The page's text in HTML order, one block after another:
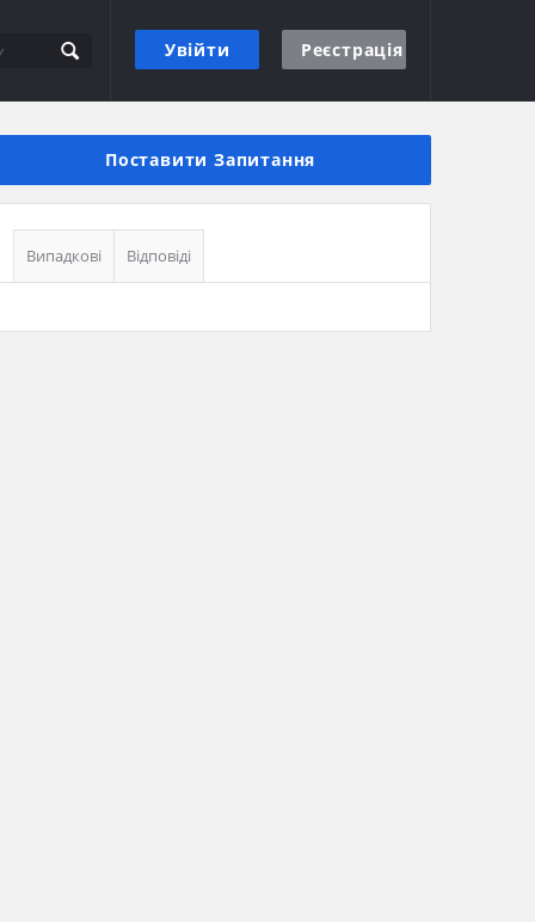
Увійти Реєстрація
Поставити Запитання
Випадкові Відповіді